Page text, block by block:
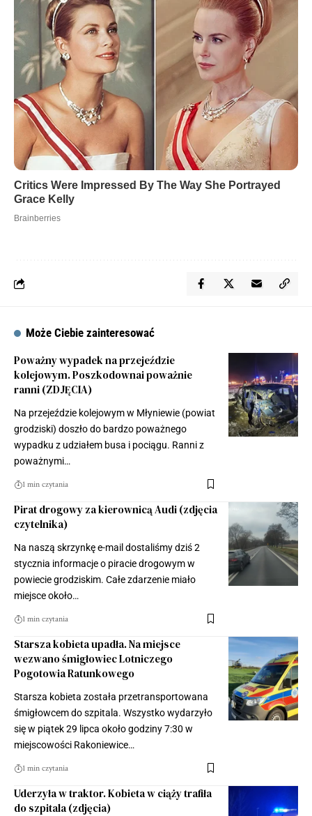
Może Ciebie zainteresować
Poważny wypadek na przejeździe
kolejowym. Poszkodownai poważnie
ranni (ZDJĘCIA)
Na przejeździe kolejowym w Młyniewie (powiat
grodziski) doszło do bardzo poważnego
wypadku z udziałem busa i pociągu. Ranni z
poważnymi…
1 min czytania
Pirat drogowy za kierownicą Audi (zdjęcia
czytelnika)
Na naszą skrzynkę e-mail dostaliśmy dziś 2
stycznia informacje o piracie drogowym w
powiecie grodziskim. Całe zdarzenie miało
miejsce około…
1 min czytania
Starsza kobieta upadła. Na miejsce
wezwano śmigłowiec Lotniczego
Pogotowia Ratunkowego
Starsza kobieta została przetransportowana
śmigłowcem do szpitala. Wszystko wydarzyło
się w piątek 29 lipca około godziny 7:30 w
miejscowości Rakoniewice…
1 min czytania
Uderzyła w traktor. Kobieta w ciąży trafiła
do szpitala (zdjęcia)